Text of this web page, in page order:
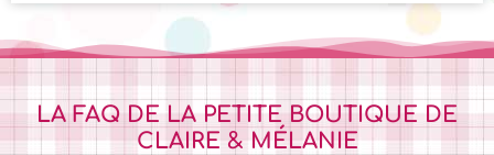
LA FAQ DE LA PETITE BOUTIQUE DE
CLAIRE & MÉLANIE